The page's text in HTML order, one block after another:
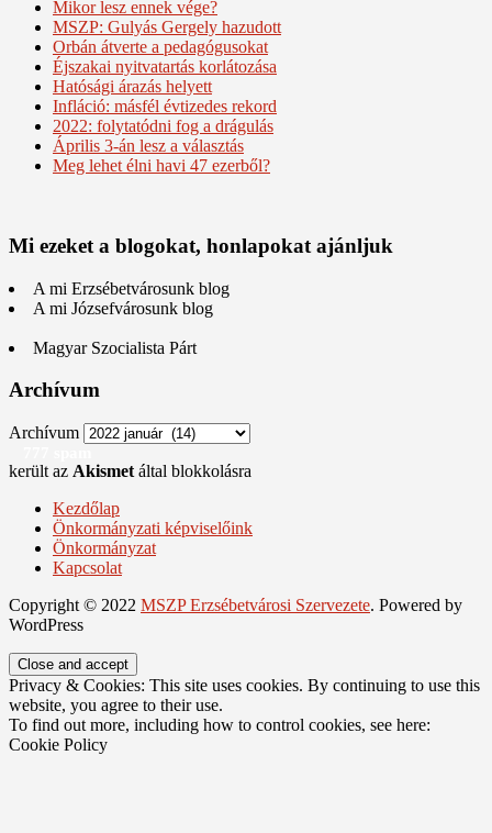
Mikor lesz ennek vége?
MSZP: Gulyás Gergely hazudott
Orbán átverte a pedagógusokat
Éjszakai nyitvatartás korlátozása
Hatósági árazás helyett
Infláció: másfél évtizedes rekord
2022: folytatódni fog a drágulás
Április 3-án lesz a választás
Meg lehet élni havi 47 ezerből?
Mi ezeket a blogokat, honlapokat ajánljuk
A mi Erzsébetvárosunk blog
A mi Józsefvárosunk blog
Magyar Szocialista Párt
Archívum
Archívum
került az Akismet által blokkolásra
Kezdőlap
Önkormányzati képviselőink
Önkormányzat
Kapcsolat
Copyright © 2022 MSZP Erzsébetvárosi Szervezete. Powered by
WordPress
Privacy & Cookies: This site uses cookies. By continuing to use this
website, you agree to their use.
To find out more, including how to control cookies, see here:
Cookie Policy